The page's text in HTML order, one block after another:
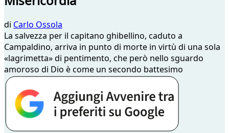
di Carlo Ossola
La salvezza per il capitano ghibellino, caduto a
Campaldino, arriva in punto di morte in virtù di una sola
«lagrimetta» di pentimento, che però nello sguardo
amoroso di Dio è come un secondo battesimo